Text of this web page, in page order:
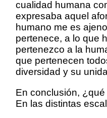
cualidad humana
expresaba aquel
humano me es
pertenece, a lo que
pertenezco a la
que pertenecen
diversidad y su
En conclusión,
En las distintas